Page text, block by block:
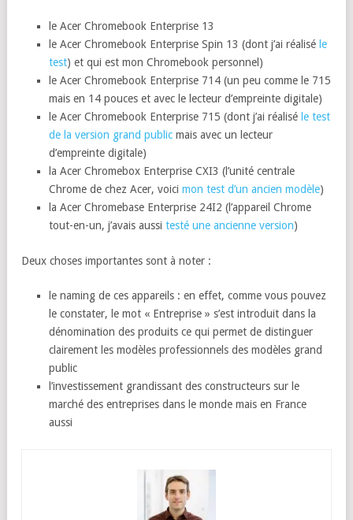
le Acer Chromebook Enterprise 13
le Acer Chromebook Enterprise Spin 13 (dont j’ai réalisé le
test) et qui est mon Chromebook personnel)
le Acer Chromebook Enterprise 714 (un peu comme le 715
mais en 14 pouces et avec le lecteur d’empreinte digitale)
le Acer Chromebook Enterprise 715 (dont j’ai réalisé le test
de la version grand public mais avec un lecteur
d’empreinte digitale)
la Acer Chromebox Enterprise CXI3 (l’unité centrale
Chrome de chez Acer, voici mon test d’un ancien modèle)
la Acer Chromebase Enterprise 24I2 (l’appareil Chrome
tout-en-un, j’avais aussi testé une ancienne version)
Deux choses importantes sont à noter :
le naming de ces appareils : en effet, comme vous pouvez
le constater, le mot « Entreprise » s’est introduit dans la
dénomination des produits ce qui permet de distinguer
clairement les modèles professionnels des modèles grand
public
l’investissement grandissant des constructeurs sur le
marché des entreprises dans le monde mais en France
aussi